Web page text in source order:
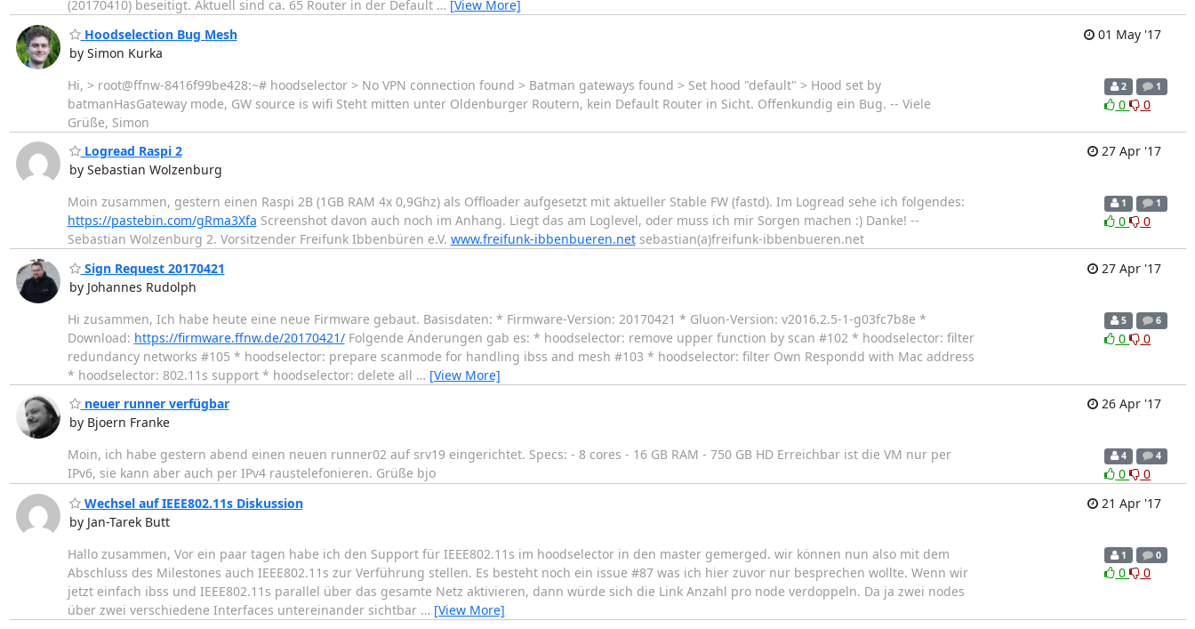
(20170410) beseitigt. Aktuell sind ca. 65 Router in der Default … [View More]
Hoodselection Bug Mesh
by Simon Kurka
01 May '17
Hi, > root@ffnw-8416f99be428:~# hoodselector > No VPN connection found > Batman gateways found > Set hood "default" > Hood set by
batmanHasGateway mode, GW source is wifi Steht mitten unter Oldenburger Routern, kein Default Router in Sicht. Offenkundig ein Bug. -- Viele
Grüße, Simon
2 1
0 0
Logread Raspi 2
by Sebastian Wolzenburg
27 Apr '17
Moin zusammen, gestern einen Raspi 2B (1GB RAM 4x 0,9Ghz) als Offloader aufgesetzt mit aktueller Stable FW (fastd). Im Logread sehe ich folgendes:
https://pastebin.com/gRma3Xfa Screenshot davon auch noch im Anhang. Liegt das am Loglevel, oder muss ich mir Sorgen machen :) Danke! --
Sebastian Wolzenburg 2. Vorsitzender Freifunk Ibbenbüren e.V. www.freifunk-ibbenbueren.netsebastian(a)freifunk-ibbenbueren.net
1 1
0 0
Sign Request 20170421
by Johannes Rudolph
27 Apr '17
Hi zusammen, Ich habe heute eine neue Firmware gebaut. Basisdaten: * Firmware-Version: 20170421 * Gluon-Version: v2016.2.5-1-g03fc7b8e *
Download: https://firmware.ffnw.de/20170421/Folgende Änderungen gab es: * hoodselector: remove upper function by scan #102 * hoodselector: filter
redundancy networks #105 * hoodselector: prepare scanmode for handling ibss and mesh #103 * hoodselector: filter Own Respondd with Mac address
* hoodselector: 802.11s support * hoodselector: delete all … [View More]
5 6
0 0
neuer runner verfügbar
by Bjoern Franke
26 Apr '17
Moin, ich habe gestern abend einen neuen runner02 auf srv19 eingerichtet. Specs: - 8 cores - 16 GB RAM - 750 GB HD Erreichbar ist die VM nur per
IPv6, sie kann aber auch per IPv4 raustelefonieren. Grüße bjo
4 4
0
0
Wechsel auf IEEE802.11s Diskussion
by Jan-Tarek Butt
21 Apr '17
Hallo zusammen, Vor ein paar tagen habe ich den Support für IEEE802.11s im hoodselector in den master gemerged. wir können nun also mit dem
Abschluss des Milestones auch IEEE802.11s zur Verführung stellen. Es besteht noch ein issue #87 was ich hier zuvor nur besprechen wollte. Wenn wir
jetzt einfach ibss und IEEE802.11s parallel über das gesamte Netz aktivieren, dann würde sich die Link Anzahl pro node verdoppeln. Da ja zwei nodes
über zwei verschiedene Interfaces untereinander sichtbar … [View More]
1 0
0 0